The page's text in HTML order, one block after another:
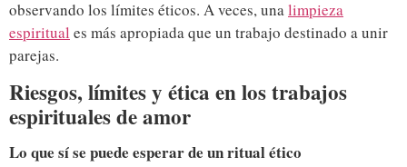
observando los límites éticos. A veces, unalimpieza
espiritual es más apropiada que un trabajo destinado a unir
parejas.
Riesgos, límites y ética en los trabajos
espirituales de amor
Lo que sí se puede esperar de un ritual ético